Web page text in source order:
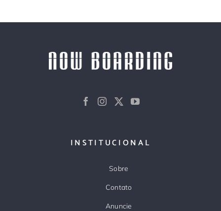
INSTITUCIONAL
Sobre
Contato
Anuncie